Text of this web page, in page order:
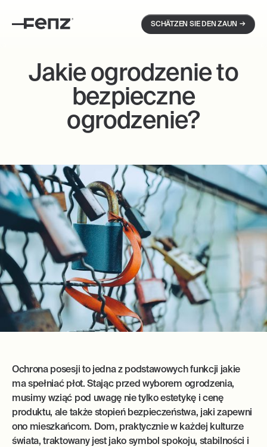
SCHÄTZEN SIE DEN ZAUN →
Jakie ogrodzenie to
bezpieczne
ogrodzenie?
Ochrona posesji to jedna z podstawowych funkcji jakie
ma spełniać płot. Stając przed wyborem ogrodzenia,
musimy wziąć pod uwagę nie tylko estetykę i cenę
produktu, ale także stopień bezpieczeństwa, jaki zapewni
ono mieszkańcom. Dom, praktycznie w każdej kulturze
świata, traktowany jest jako symbol spokoju, stabilności i